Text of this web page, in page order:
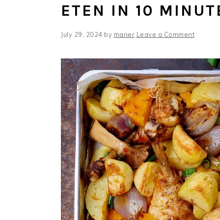
ETEN IN 10
July 29, 2024 by maner Leave a Comment